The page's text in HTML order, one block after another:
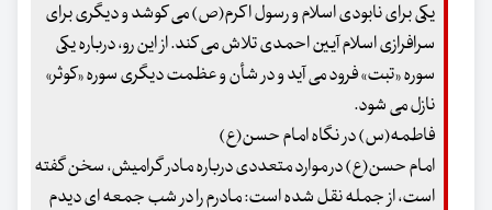
یکی برای نابودی اسلام و رسول اکرم(ص) می کوشد و دیگری برای
سرافرازی اسلام آیین احمدی تلاش می کند. از این رو، درباره یکی
سوره «تبت» فرود می آید و در شأن و عظمت دیگری سوره «کوثر»
نازل می شود.
فاطمه(س) در نگاه امام حسن(ع)
امام حسن(ع) در موارد متعددی درباره مادر گرامیش، سخن گفته
است، از جمله نقل شده است: مادرم را در شب جمعه ای دیدم